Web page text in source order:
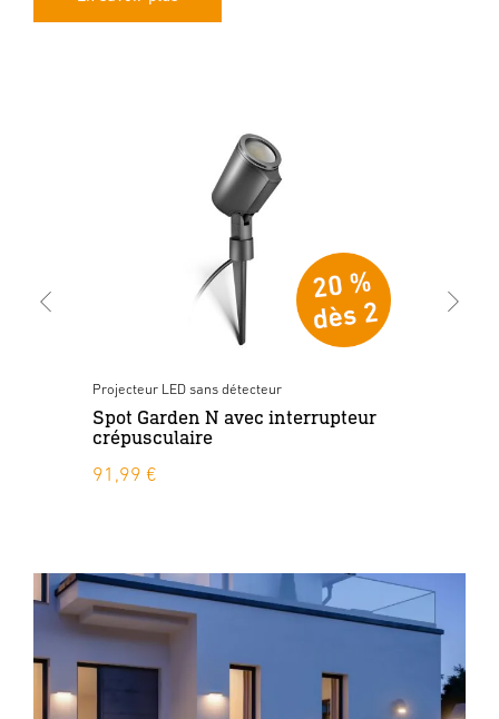
Projecteur LED sans détecteur
Spot Garden N avec interrupteur
crépusculaire
91,99 €